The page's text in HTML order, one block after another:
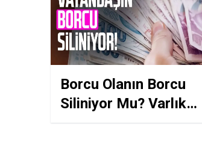
Borcu Olanın Borcu
Siliniyor Mu? Varlık
Yönetim Şirketlerine